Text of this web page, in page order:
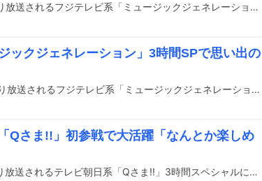
超ときめき♡宣伝部が、本日2月12日19:00より放送されるフジテレビ系「ミュージックジェネレーション」にゲスト出演する。
ックジェネレーション」3時間SPで思い出の
後藤真希と相田翔子が、本日8月14日19:00より放送されるフジテレビ系「ミュージックジェネレーション」3時間スペシャルにゲスト出演する。
Qさま!!」初参戦で大活躍「なんとか楽しめ
篠塚大輝（timelesz）が本日5月12日19:00より放送されるテレビ朝日系「Qさま!!」3時間スペシャルに出演する。